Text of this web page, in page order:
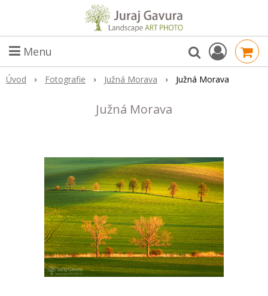
Menu
Úvod Fotografie Južná Morava Južná Morava
Južná Morava